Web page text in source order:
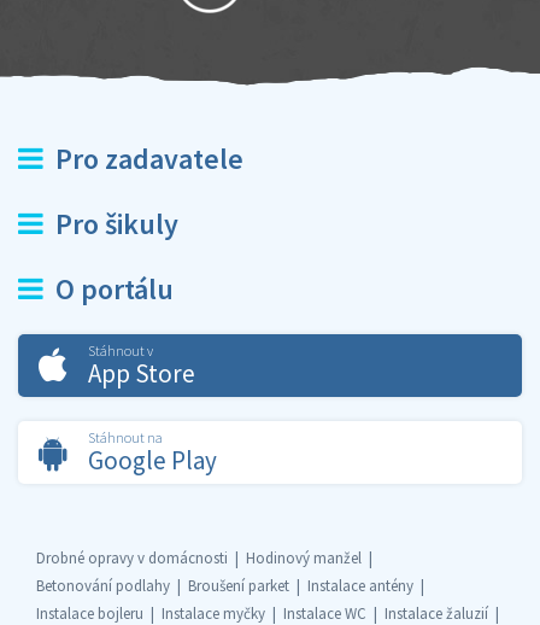
Pro zadavatele
Pro šikuly
O portálu
Stáhnout v
App Store
Stáhnout na
Google Play
Drobné opravy v domácnosti
Hodinový manžel
Betonování podlahy
Broušení parket
Instalace antény
Instalace bojleru
Instalace myčky Instalace WC
Instalace žaluzií